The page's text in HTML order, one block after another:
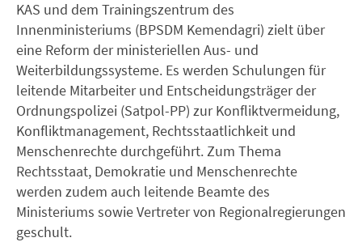
KAS und dem Trainingszentrum des
Innenministeriums (BPSDM Kemendagri) zielt über
eine Reform der ministeriellen Aus- und
Weiterbildungssysteme. Es werden Schulungen für
leitende Mitarbeiter und Entscheidungsträger der
Ordnungspolizei (Satpol-PP) zur Konfliktvermeidung,
Konfliktmanagement, Rechtsstaatlichkeit und
Menschenrechte durchgeführt. Zum Thema
Rechtsstaat, Demokratie und Menschenrechte
werden zudem auch leitende Beamte des
Ministeriums sowie Vertreter von Regionalregierungen
geschult.